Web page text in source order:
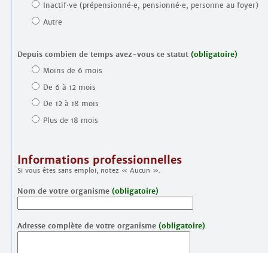
Inactif⋅ve (prépensionné⋅e, pensionné⋅e, personne au foyer)
Autre
Depuis combien de temps avez-vous ce statut (obligatoire)
Moins de 6 mois
De 6 à 12 mois
De 12 à 18 mois
Plus de 18 mois
Informations professionnelles
Si vous êtes sans emploi, notez « Aucun ».
Nom de votre organisme (obligatoire)
Adresse complète de votre organisme (obligatoire)